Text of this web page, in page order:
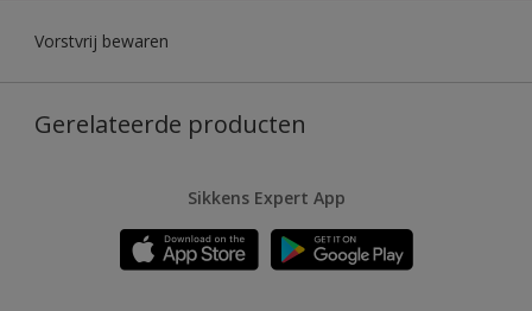
Vorstvrij bewaren
Gerelateerde producten
Sikkens Expert App